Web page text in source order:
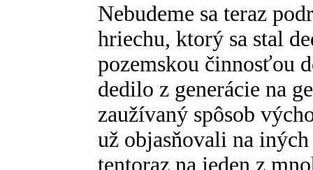
Nebudeme sa teraz
hriechu, ktorý sa stal
pozemskou činnosťou
dedilo z generácie na
zaužívaný spôsob
už objasňovali na
tentoraz na jeden z